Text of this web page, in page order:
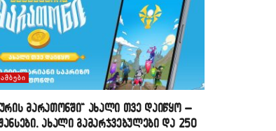
მარათონში“ ახალი თვე დაიწყო –
ახალი გამარჯვებულები და 250